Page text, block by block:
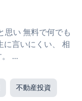
談しにくい状況をつくっていたのです。 ...
不動産投資